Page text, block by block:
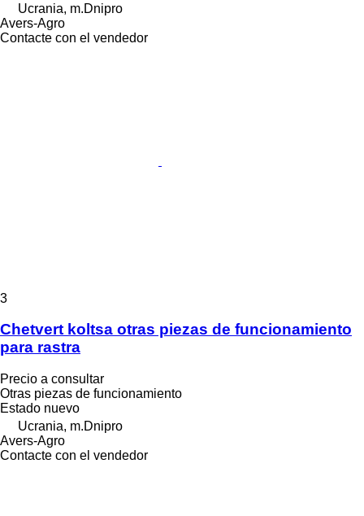
Ucrania, m.Dnipro
Avers-Agro
Contacte con el vendedor
3
Chetvert koltsa otras piezas de funcionamiento
para rastra
Precio a consultar
Otras piezas de funcionamiento
Estado nuevo
Ucrania, m.Dnipro
Avers-Agro
Contacte con el vendedor